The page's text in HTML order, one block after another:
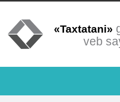
«Taxtatani»
veb